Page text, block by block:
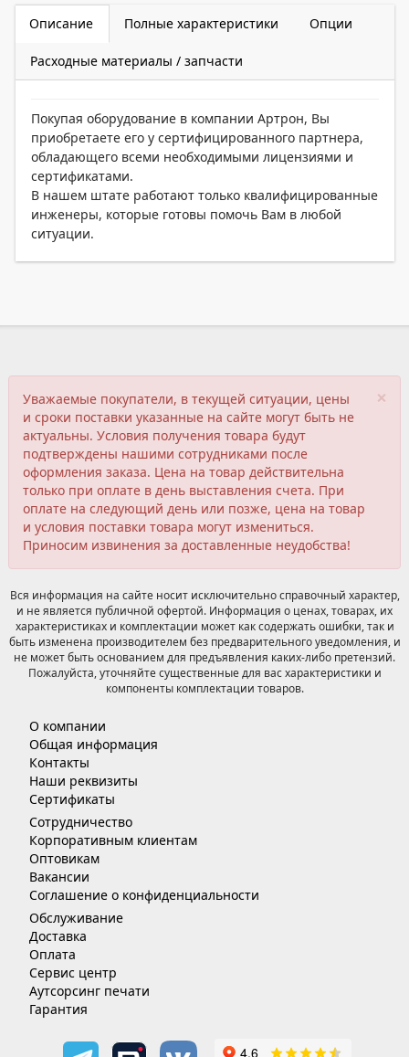
Описание Полные характеристики Опции
Расходные материалы / запчасти
Покупая оборудование в компании Артрон, Вы
приобретаете его у сертифицированного партнера,
обладающего всеми необходимыми лицензиями и
сертификатами.
В нашем штате работают только квалифицированные
инженеры, которые готовы помочь Вам в любой
ситуации.
×
Уважаемые покупатели, в текущей ситуации, цены
и сроки поставки указанные на сайте могут быть не
актуальны. Условия получения товара будут
подтверждены нашими сотрудниками после
оформления заказа. Цена на товар действительна
только при оплате в день выставления счета. При
оплате на следующий день или позже, цена на товар
и условия поставки товара могут измениться.
Приносим извинения за доставленные неудобства!
Вся информация на сайте носит исключительно справочный характер,
и не является публичной офертой. Информация о ценах, товарах, их
характеристиках и комплектации может как содержать ошибки, так и
быть изменена производителем без предварительного уведомления, и
не может быть основанием для предъявления каких-либо претензий.
Пожалуйста, уточняйте существенные для вас характеристики и
компоненты комплектации товаров.
О компании
Общая информация
Контакты
Наши реквизиты
Сертификаты
Сотрудничество
Корпоративным клиентам
Оптовикам
Вакансии
Соглашение о конфиденциальности
Обслуживание
Доставка
Оплата
Сервис центр
Аутсорсинг печати
Гарантия